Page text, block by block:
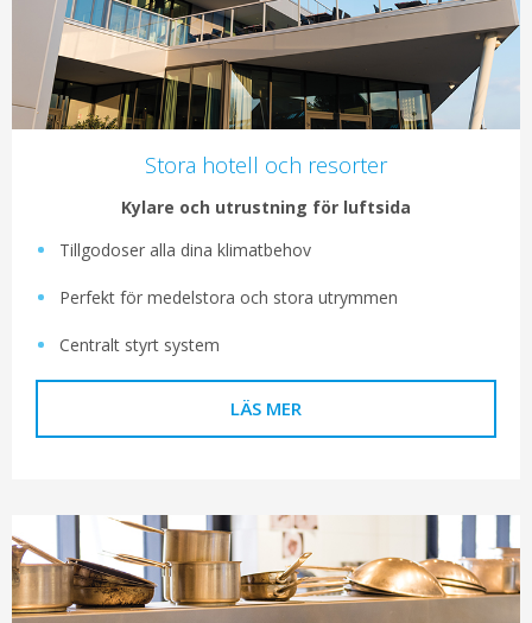
Stora hotell och resorter
Kylare och utrustning för luftsida
Tillgodoser alla dina klimatbehov
Perfekt för medelstora och stora utrymmen
Centralt styrt system
LÄS MER